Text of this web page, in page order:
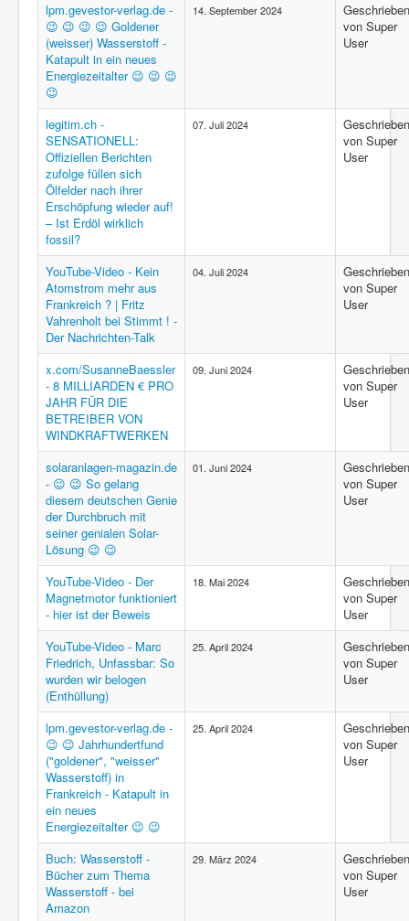
lpm.gevestor-verlag.de -
😉 😉 😉 😉 Goldener
(weisser) Wasserstoff -
Katapult in ein neues
Energiezeitalter 😉 😉 😉
😉
14. September 2024
Geschrieben
von Super
User
legitim.ch -
SENSATIONELL:
Offiziellen Berichten
zufolge füllen sich
Ölfelder nach ihrer
Erschöpfung wieder auf!
– Ist Erdöl wirklich
fossil?
07. Juli 2024
Geschrieben
von Super
User
YouTube-Video - Kein
Atomstrom mehr aus
Frankreich ? | Fritz
Vahrenholt bei Stimmt ! -
Der Nachrichten-Talk
04. Juli 2024
Geschrieben
von Super
User
x.com/SusanneBaessler
- 8 MILLIARDEN € PRO
JAHR FÜR DIE
BETREIBER VON
WINDKRAFTWERKEN
09. Juni 2024
Geschrieben
von Super
User
solaranlagen-magazin.de
- 😉 😉 So gelang
diesem deutschen Genie
der Durchbruch mit
seiner genialen Solar-
Lösung 😉 😉
01. Juni 2024
Geschrieben
von Super
User
YouTube-Video - Der
Magnetmotor funktioniert
- hier ist der Beweis
18. Mai 2024
Geschrieben
von Super
User
YouTube-Video - Marc
Friedrich, Unfassbar: So
wurden wir belogen
(Enthüllung)
25. April 2024
Geschrieben
von Super
User
lpm.gevestor-verlag.de -
😉 😉 Jahrhundertfund
("goldener", "weisser"
Wasserstoff) in
Frankreich - Katapult in
ein neues
Energiezeitalter 😉 😉
25. April 2024
Geschrieben
von Super
User
Buch: Wasserstoff -
Bücher zum Thema
Wasserstoff - bei
Amazon
29. März 2024
Geschrieben
von Super
User